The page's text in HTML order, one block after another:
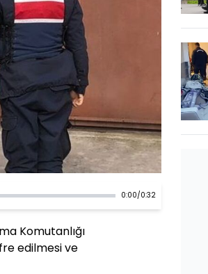
0:00/0:32
Komutanlığı
edilmesi ve